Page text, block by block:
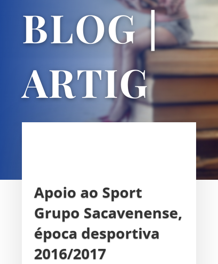
BLOG |
ARTIG
OS
Apoio ao Sport
Grupo Sacavenense,
época desportiva
2016/2017